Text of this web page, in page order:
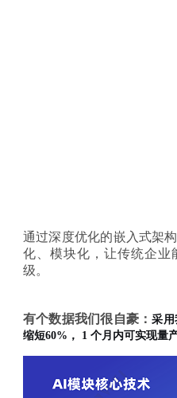
通过深度优化的嵌入式架
化、模块化，让传统企业
级。
有个数据我们很自豪：采用
缩短60%， 1 个月内可实现量产